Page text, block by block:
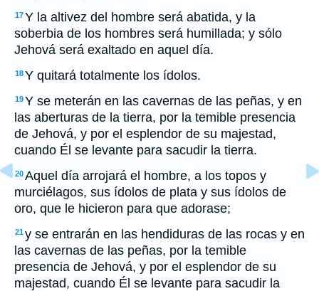
17Y la altivez del hombre será abatida, y la
soberbia de los hombres será humillada; y sólo
Jehová será exaltado en aquel día.
18Y quitará totalmente los ídolos.
19Y se meterán en las cavernas de las peñas, y en
las aberturas de la tierra, por la temible presencia
de Jehová, y por el esplendor de su majestad,
cuando Él se levante para sacudir la tierra.
20Aquel día arrojará el hombre, a los topos y
murciélagos, sus ídolos de plata y sus ídolos de
oro, que le hicieron para que adorase;
21y se entrarán en las hendiduras de las rocas y en
las cavernas de las peñas, por la temible
presencia de Jehová, y por el esplendor de su
majestad, cuando Él se levante para sacudir la